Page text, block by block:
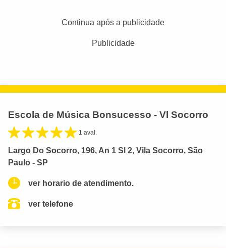
Continua após a publicidade
Publicidade
Escola de Música Bonsucesso - Vl Socorro
1 aval.
Largo Do Socorro, 196, An 1 Sl 2, Vila Socorro, São
Paulo - SP
ver horario de atendimento.
ver telefone